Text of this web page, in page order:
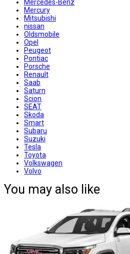
Mercedes-Benz
Mercury
Mitsubishi
nissan
Oldsmobile
Opel
Peugeot
Pontiac
Porsche
Renault
Saab
Saturn
Scion
SEAT
Skoda
Smart
Subaru
Suzuki
Tesla
Toyota
Volkswagen
Volvo
You may also like